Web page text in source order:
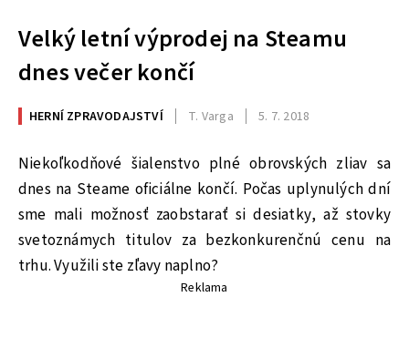
Velký letní výprodej na Steamu
dnes večer končí
HERNÍ ZPRAVODAJSTVÍ T. Varga 5. 7. 2018
Niekoľkodňové šialenstvo plné obrovských zliav sa
dnes na Steame oficiálne končí. Počas uplynulých dní
sme mali možnosť zaobstarať si desiatky, až stovky
svetoznámych titulov za bezkonkurenčnú cenu na
trhu. Využili ste zľavy naplno?
Reklama